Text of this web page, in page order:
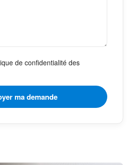
de confidentialité des